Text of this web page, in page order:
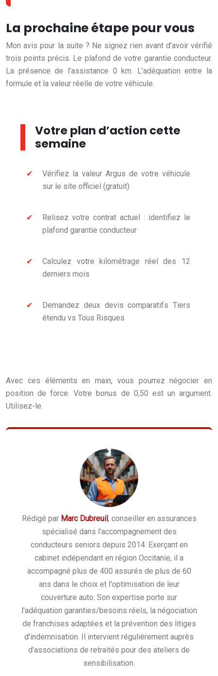
La prochaine étape pour vous
Mon avis pour la suite ? Ne signez rien avant d’avoir vérifié
trois points précis. Le plafond de votre garantie conducteur.
La présence de l’assistance 0 km. L’adéquation entre la
formule et la valeur réelle de votre véhicule.
Votre plan d’action cette
semaine
Vérifiez la valeur Argus de votre véhicule
sur le site officiel (gratuit)
Relisez votre contrat actuel : identifiez le
plafond garantie conducteur
Calculez votre kilométrage réel des 12
derniers mois
Demandez deux devis comparatifs Tiers
étendu vs Tous Risques
Avec ces éléments en main, vous pourrez négocier en
position de force. Votre bonus de 0,50 est un argument.
Utilisez-le.
Rédigé par Marc Dubreuil, conseiller en assurances
spécialisé dans l'accompagnement des
conducteurs seniors depuis 2014. Exerçant en
cabinet indépendant en région Occitanie, il a
accompagné plus de 400 assurés de plus de 60
ans dans le choix et l'optimisation de leur
couverture auto. Son expertise porte sur
l'adéquation garanties/besoins réels, la négociation
de franchises adaptées et la prévention des litiges
d'indemnisation. Il intervient régulièrement auprès
d'associations de retraités pour des ateliers de
sensibilisation.